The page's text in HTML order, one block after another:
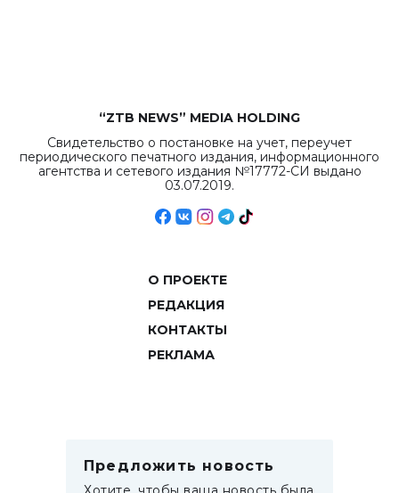
“ZTB NEWS” MEDIA HOLDING
Свидетельство о постановке на учет, переучет
периодического печатного издания, информационного
агентства и сетевого издания №17772-СИ выдано
03.07.2019.
О ПРОЕКТЕ
РЕДАКЦИЯ
КОНТАКТЫ
РЕКЛАМА
Предложить новость